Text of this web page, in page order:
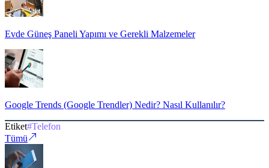
Evde Güneş Paneli Yapımı ve Gerekli Malzemeler
Google Trends (Google Trendler) Nedir? Nasıl Kullanılır?
Etiket#Telefon
Tümü